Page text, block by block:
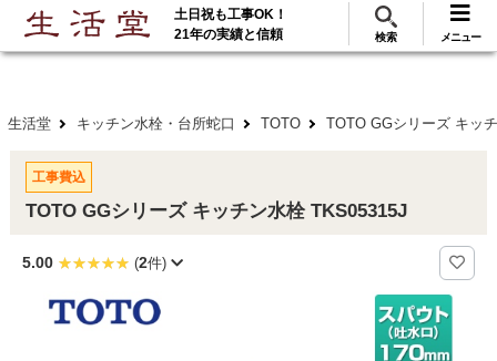
ご利用 288万･工事実績117万件! 無料見積
土日祝も工事OK！
21年の実績と信頼
検索 メニュー
生活堂 キッチン水栓・台所蛇口 TOTO TOTO GGシリーズ キッ
工事費込
TOTO GGシリーズ キッチン水栓 TKS05315J
5.00 (2件)